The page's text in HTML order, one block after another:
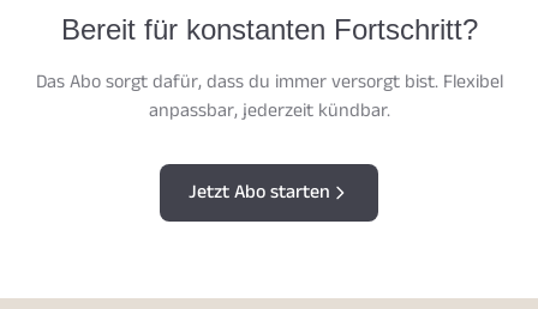
Bereit für konstanten Fortschritt?
Das Abo sorgt dafür, dass du immer versorgt bist. Flexibel
anpassbar, jederzeit kündbar.
Jetzt Abo starten